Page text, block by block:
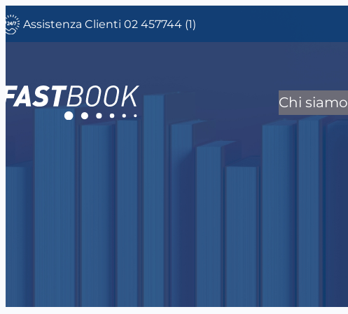
Vai
al
Assistenza Clienti 02 457744 (1)
Chi siamo